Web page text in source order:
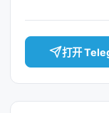
打开